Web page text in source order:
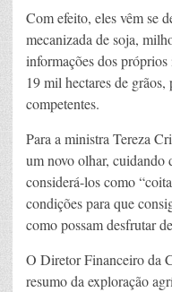
Com efeito, eles vêm se
mecanizada de soja,
informações dos
19 mil hectares de
competentes.
Para a ministra Tereza
um novo olhar, cuidando
considerá-los como
condições para que
como possam desfrutar
O Diretor Financeiro da
resumo da exploração